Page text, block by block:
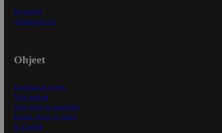
Myymälät
Asiakaspalvelu
Ohjeet
Ensitilaajan ohjeet
Näin maksat
Näin tilaat ja muokkaat
Kaikki ohjeet ja vinkit
In English